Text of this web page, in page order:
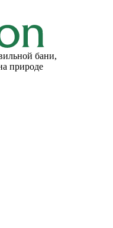
бани,
природе